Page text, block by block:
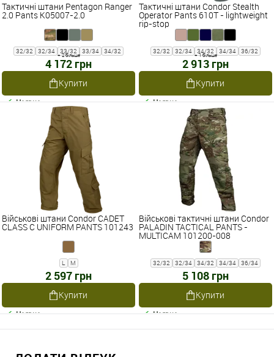
Тактичні штани Pentagon Ranger
2.0 Pants K05007-2.0
32/32 32/34 33/32 33/34 34/32
+ 2 більше
4 172 грн
Купити
Наявне
Тактичні штани Condor Stealth
Operator Pants 610T - lightweight
rip-stop
32/32 32/34 34/32 34/34 36/32
+ 1 більше
2 913 грн
Купити
Наявне
Військові штани Condor CADET
CLASS C UNIFORM PANTS 101243
L M
2 597 грн
Купити
Наявне
Військові тактичні штани Condor
PALADIN TACTICAL PANTS -
MULTICAM 101200-008
32/32 32/34 34/32 34/34 36/34
5 108 грн
Купити
Наявне